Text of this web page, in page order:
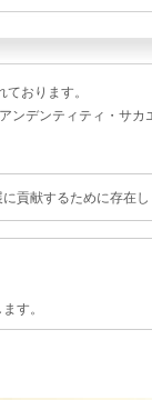
おります。
ンデンティティ・サ
貢献するために存在
す。